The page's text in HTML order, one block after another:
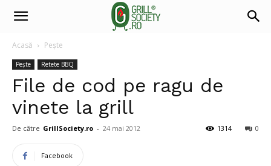
Acasă Pește
Pește Retete BBQ
File de cod pe ragu de
vinete la grill
De către GrillSociety.ro - 24 mai 2012 0
1314
Facebook